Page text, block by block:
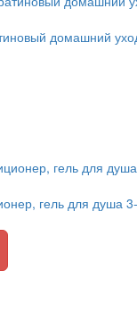
домашний
гель для душа